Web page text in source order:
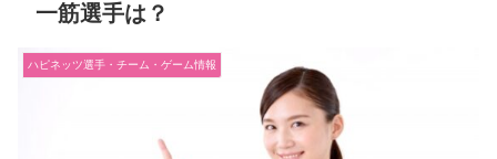
一筋選手は？
ハピネッツ選手・チーム・ゲーム情報